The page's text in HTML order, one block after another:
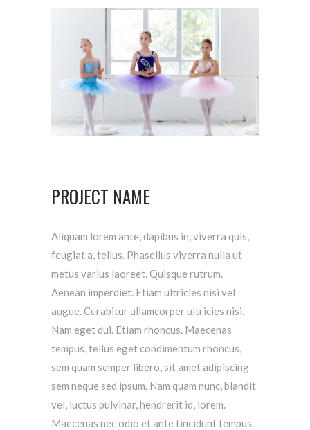
PROJECT NAME
Aliquam lorem ante, dapibus in, viverra quis,
feugiat a, tellus. Phasellus viverra nulla ut
metus varius laoreet. Quisque rutrum.
Aenean imperdiet. Etiam ultricies nisi vel
augue. Curabitur ullamcorper ultricies nisi.
Nam eget dui. Etiam rhoncus. Maecenas
tempus, tellus eget condimentum rhoncus,
sem quam semper libero, sit amet adipiscing
sem neque sed ipsum. Nam quam nunc, blandit
vel, luctus pulvinar, hendrerit id, lorem.
Maecenas nec odio et ante tincidunt tempus.